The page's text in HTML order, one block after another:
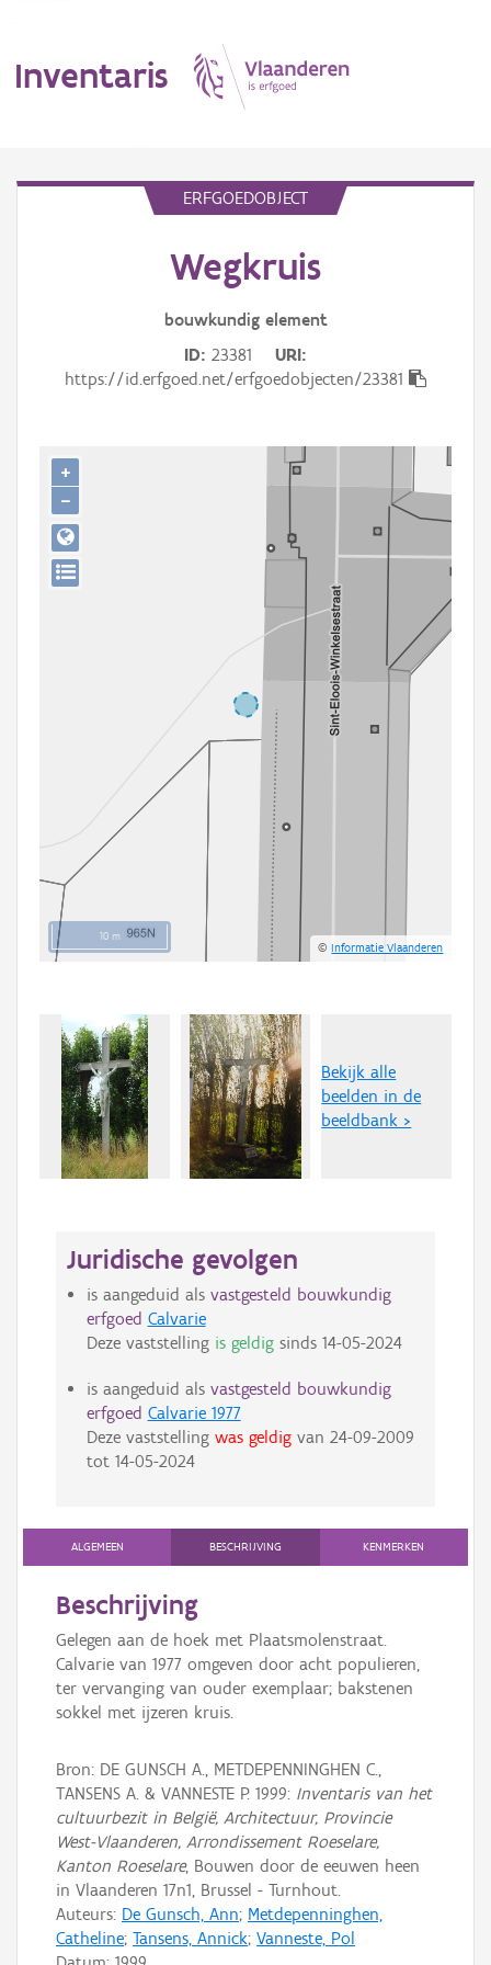
Inventaris
Gebeurtenis
Persoon of collectief
Downloads
ERFGOEDOBJECT
Wegkruis
bouwkundig element
ID 23381
URI
https://id.erfgoed.net/erfgoedobjecten/23381
10 m
©Informatie Vlaanderen
+
−
Bekijk alle
beelden in de
beeldbank >
Juridische gevolgen
is aangeduid als vastgesteld bouwkundig
erfgoed Calvarie
Deze vaststelling is geldigsinds 14-05-2024
is aangeduid als vastgesteld bouwkundig
erfgoed Calvarie 1977
Deze vaststelling was geldigvan 24-09-2009
tot 14-05-2024
ALGEMEEN BESCHRIJVING KENMERKEN
Beschrijving
Gelegen aan de hoek met Plaatsmolenstraat.
Calvarie van 1977 omgeven door acht populieren,
ter vervanging van ouder exemplaar; bakstenen
sokkel met ijzeren kruis.
Bron: DE GUNSCH A., METDEPENNINGHEN C.,
TANSENS A. & VANNESTE P. 1999: Inventaris van het
cultuurbezit in België, Architectuur, Provincie
West-Vlaanderen, Arrondissement Roeselare,
Kanton Roeselare, Bouwen door de eeuwen heen
in Vlaanderen 17n1, Brussel - Turnhout.
Auteurs: De Gunsch, Ann; Metdepenninghen,
Catheline; Tansens, Annick; Vanneste, Pol